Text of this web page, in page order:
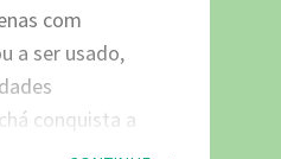
com
a ser usado,
conquista a
Seus